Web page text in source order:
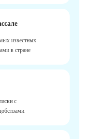
известных
в стране
с